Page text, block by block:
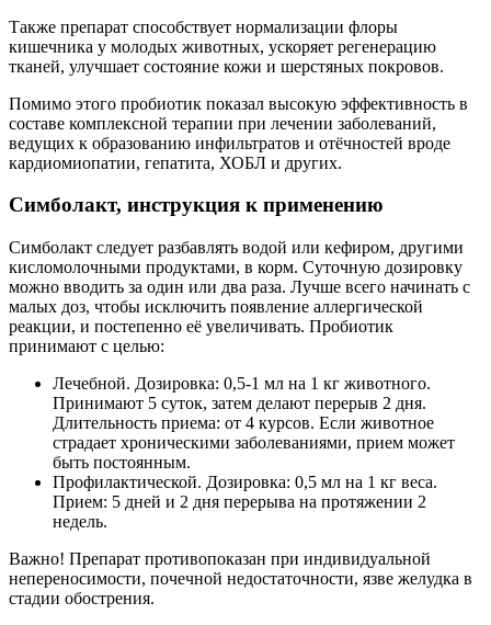
Также препарат способствует нормализации флоры
кишечника у молодых животных, ускоряет регенерацию
тканей, улучшает состояние кожи и шерстяных покровов.
Помимо этого пробиотик показал высокую эффективность в
составе комплексной терапии при лечении заболеваний,
ведущих к образованию инфильтратов и отёчностей вроде
кардиомиопатии, гепатита, ХОБЛ и других.
Симболакт, инструкция к применению
Симболакт следует разбавлять водой или кефиром, другими
кисломолочными продуктами, в корм. Суточную дозировку
можно вводить за один или два раза. Лучше всего начинать с
малых доз, чтобы исключить появление аллергической
реакции, и постепенно её увеличивать. Пробиотик
принимают с целью:
Лечебной. Дозировка: 0,5-1 мл на 1 кг животного.
Принимают 5 суток, затем делают перерыв 2 дня.
Длительность приема: от 4 курсов. Если животное
страдает хроническими заболеваниями, прием может
быть постоянным.
Профилактической. Дозировка: 0,5 мл на 1 кг веса.
Прием: 5 дней и 2 дня перерыва на протяжении 2
недель.
Важно! Препарат противопоказан при индивидуальной
непереносимости, почечной недостаточности, язве желудка в
стадии обострения.